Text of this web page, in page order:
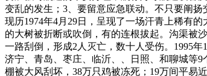
变乱的发生；3、要留意应急联动。不只要阐
现历1974年4月29日，呈现了一场汗青上稀有
的大树被折断或吹倒，有的连根拔起。沟渠被
一路刮倒，形成2人灭亡，数十人受伤。1995
济宁、青岛、枣庄、临沂、、日照、和聊城等
棚被大风刮坏，38万只鸡被冻死；19万间平易